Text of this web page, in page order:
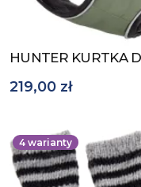
Zobacz produkt
HUNTER KURTKA
219,00 zł
4 warianty